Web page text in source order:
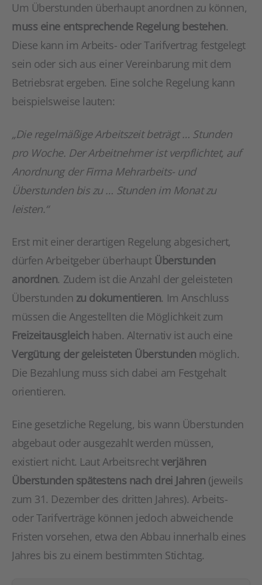
Um Überstunden überhaupt anordnen zu können,
muss eine entsprechende Regelung bestehen.
Diese kann im Arbeits- oder Tarifvertrag festgelegt
sein oder sich aus einer Vereinbarung mit dem
Betriebsrat ergeben. Eine solche Regelung kann
beispielsweise lauten:
„Die regelmäßige Arbeitszeit beträgt … Stunden
pro Woche. Der Arbeitnehmer ist verpflichtet, auf
Anordnung der Firma Mehrarbeits- und
Überstunden bis zu … Stunden im Monat zu
leisten.“
Erst mit einer derartigen Regelung abgesichert,
dürfen Arbeitgeber überhaupt Überstunden
anordnen. Zudem ist die Anzahl der geleisteten
Überstunden zu dokumentieren. Im Anschluss
müssen die Angestellten die Möglichkeit zum
Freizeitausgleich haben. Alternativ ist auch eine
Vergütung der geleisteten Überstunden möglich.
Die Bezahlung muss sich dabei am Festgehalt
orientieren.
Eine gesetzliche Regelung, bis wann Überstunden
abgebaut oder ausgezahlt werden müssen,
existiert nicht. Laut Arbeitsrechtverjähren
Überstunden spätestens nach drei Jahren (jeweils
zum 31. Dezember des dritten Jahres). Arbeits-
oder Tarifverträge können jedoch abweichende
Fristen vorsehen, etwa den Abbau innerhalb eines
Jahres bis zu einem bestimmten Stichtag.